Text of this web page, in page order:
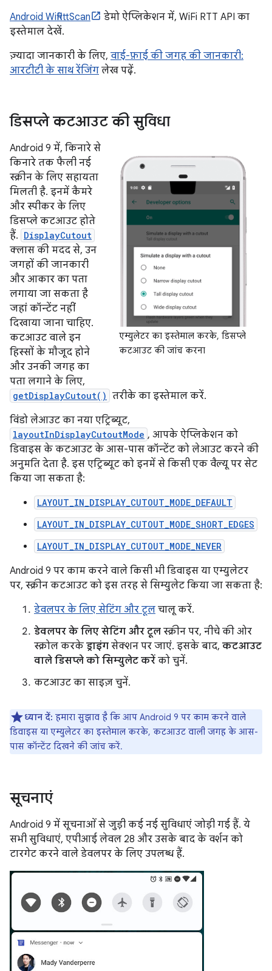
Android WifiRttScan
डेमो ऐप्लिकेशन में, WiFi RTT API का
इस्तेमाल देखें.
ज़्यादा जानकारी के लिए, वाई-फ़ाई की जगह की जानकारी:
आरटीटी के साथ रेंजिंग लेख पढ़ें.
डिसप्ले कटआउट की सुविधा
एम्युलेटर का इस्तेमाल करके, डिसप्ले
कटआउट की जांच करना
Android 9 में, किनारे से
किनारे तक फैली नई
स्क्रीन के लिए सहायता
मिलती है. इनमें कैमरे
और स्पीकर के लिए
डिसप्ले कटआउट होते
हैं. DisplayCutout
क्लास की मदद से, उन
जगहों की जानकारी
और आकार का पता
लगाया जा सकता है
जहां कॉन्टेंट नहीं
दिखाया जाना चाहिए.
कटआउट वाले इन
हिस्सों के मौजूद होने
और उनकी जगह का
पता लगाने के लिए,
getDisplayCutout() तरीके का इस्तेमाल करें.
विंडो लेआउट का नया एट्रिब्यूट,
layoutInDisplayCutoutMode , आपके ऐप्लिकेशन को
डिवाइस के कटआउट के आस-पास कॉन्टेंट को लेआउट करने की
अनुमति देता है. इस एट्रिब्यूट को इनमें से किसी एक वैल्यू पर सेट
किया जा सकता है:
LAYOUT_IN_DISPLAY_CUTOUT_MODE_DEFAULT
LAYOUT_IN_DISPLAY_CUTOUT_MODE_SHORT_EDGES
LAYOUT_IN_DISPLAY_CUTOUT_MODE_NEVER
Android 9 पर काम करने वाले किसी भी डिवाइस या एम्युलेटर
पर, स्क्रीन कटआउट को इस तरह से सिम्युलेट किया जा सकता है:
डेवलपर के लिए सेटिंग और टूल चालू करें.
डेवलपर के लिए सेटिंग और टूल स्क्रीन पर, नीचे की ओर
स्क्रोल करके ड्राइंग सेक्शन पर जाएं. इसके बाद, कटआउट
वाले डिसप्ले को सिम्युलेट करें को चुनें.
कटआउट का साइज़ चुनें.
ध्यान दें: हमारा सुझाव है कि आप Android 9 पर काम करने वाले
डिवाइस या एम्युलेटर का इस्तेमाल करके, कटआउट वाली जगह के आस-
पास कॉन्टेंट दिखने की जांच करें.
सूचनाएं
Android 9 में सूचनाओं से जुड़ी कई नई सुविधाएं जोड़ी गई हैं. ये
सभी सुविधाएं, एपीआई लेवल 28 और उसके बाद के वर्शन को
टारगेट करने वाले डेवलपर के लिए उपलब्ध हैं.